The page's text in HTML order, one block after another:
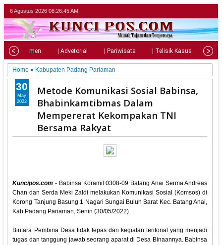
6 Agustus 2026 08:26:46 AM
| Parlemen | Advetorial | Pariwisata | Telisik Kasus |
Home » Kabupaten Padang Pariaman
Metode Komunikasi Sosial Babinsa,
Bhabinkamtibmas Dalam
Mempererat Kekompakan TNI
Bersama Rakyat
Kuncipos.com - Babinsa Koramil 0308-09 Batang Anai Serma Andreas
Chan dan Serda Meki Zaldi melakukan Komunikasi Sosial (Komsos) di
Korong Tanjung Basung 1 Nagari Sungai Buluh Barat Kec. Batang Anai,
Kab Padang Pariaman, Senin (30/05/2022).
Bintara Pembina Desa tidak lepas dari kegiatan teritorial yang menjadi
tugas dan tanggung jawab seorang aparat di Desa Binaannya. Babinsa
30
May
2022